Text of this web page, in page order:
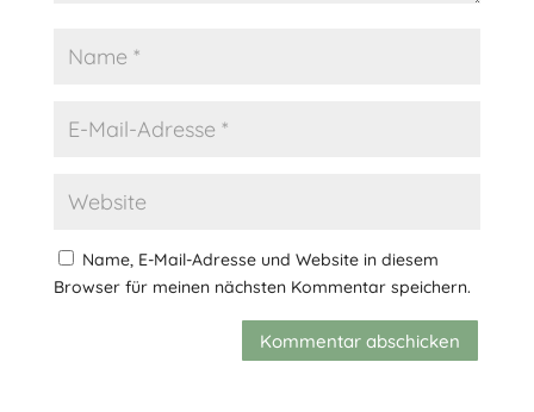
Name, E-Mail-Adresse und Website in diesem
Browser für meinen nächsten Kommentar speichern.
Kommentar abschicken